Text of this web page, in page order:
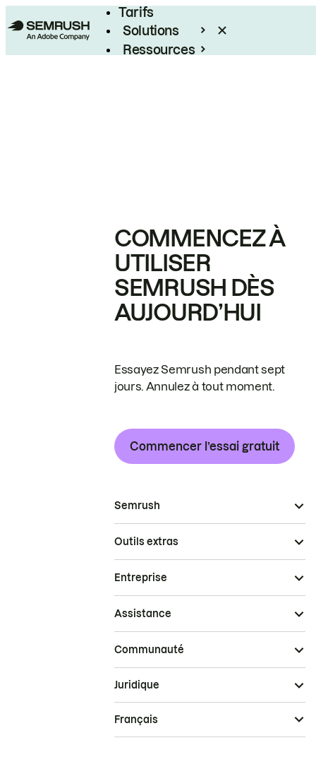
Tarifs
Solutions
Ressources
COMMENCEZ À
UTILISER
SEMRUSH DÈS
AUJOURD’HUI
Essayez Semrush pendant sept
jours. Annulez à tout moment.
Commencer l’essai gratuit
Semrush
Outils extras
Entreprise
Assistance
Communauté
Juridique
Français